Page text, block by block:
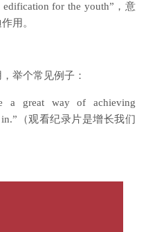
edification for the youth”，意
用。
举个常见例子：
a great way of achieving
（观看纪录片是增长我们